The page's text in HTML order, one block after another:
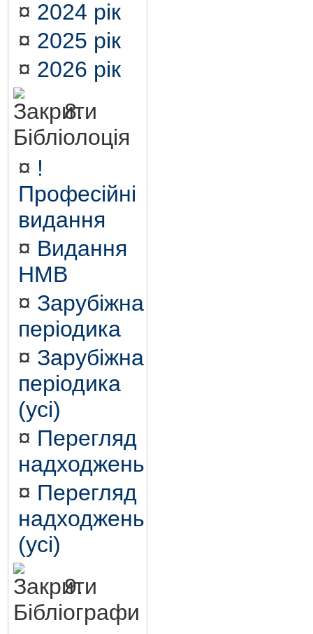
¤ 2024 рік
¤ 2025 рік
¤ 2026 рік
8.
Бібліолоція
¤ !
Професійні
видання
¤ Видання
НМВ
¤ Зарубіжна
періодика
¤ Зарубіжна
періодика
(усі)
¤ Перегляд
надходжень
¤ Перегляд
надходжень
(усі)
9.
Бібліографи